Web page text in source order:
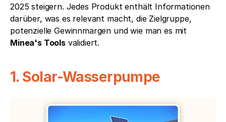
2025 steigern. Jedes Produkt enthält Informationen
darüber, was es relevant macht, die Zielgruppe,
Minea's Tools validiert.
1. Solar-Wasserpumpe